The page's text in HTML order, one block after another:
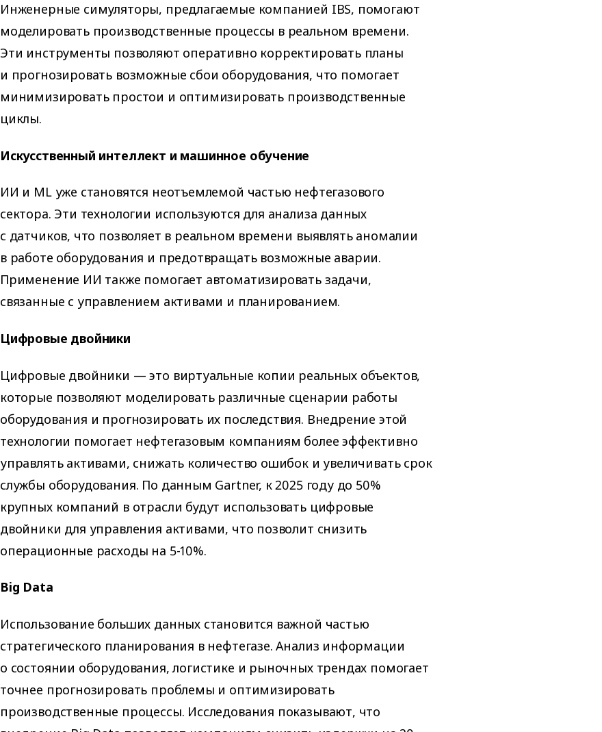
Инженерные симуляторы, предлагаемые компанией IBS, помогают
моделировать производственные процессы в реальном времени.
Эти инструменты позволяют оперативно корректировать планы
и прогнозировать возможные сбои оборудования, что помогает
минимизировать простои и оптимизировать производственные
циклы.
Искусственный интеллект и машинное обучение
ИИ и ML уже становятся неотъемлемой частью нефтегазового
сектора. Эти технологии используются для анализа данных
с датчиков, что позволяет в реальном времени выявлять аномалии
в работе оборудования и предотвращать возможные аварии.
Применение ИИ также помогает автоматизировать задачи,
связанные с управлением активами и планированием.
Цифровые двойники
Цифровые двойники — это виртуальные копии реальных объектов,
которые позволяют моделировать различные сценарии работы
оборудования и прогнозировать их последствия. Внедрение этой
технологии помогает нефтегазовым компаниям более эффективно
управлять активами, снижать количество ошибок и увеличивать срок
службы оборудования. По данным Gartner, к 2025 году до 50%
крупных компаний в отрасли будут использовать цифровые
двойники для управления активами, что позволит снизить
операционные расходы на 5-10%.
Big Data
Использование больших данных становится важной частью
стратегического планирования в нефтегазе. Анализ информации
о состоянии оборудования, логистике и рыночных трендах помогает
точнее прогнозировать проблемы и оптимизировать
производственные процессы. Исследования показывают, что